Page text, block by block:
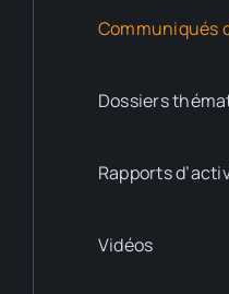
Communiqués
Dossiers
Rapports
Vidéos